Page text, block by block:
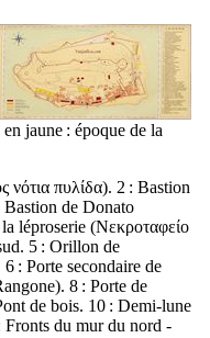
jaune : époque de la
νότια πυλίδα). 2 : Bastion
Bastion de Donato
léproserie (Νεκροταφείο
5 : Orillon de
6 : Porte secondaire de
). 8 : Porte de
de bois. 10 : Demi-lune
Fronts du mur du nord -